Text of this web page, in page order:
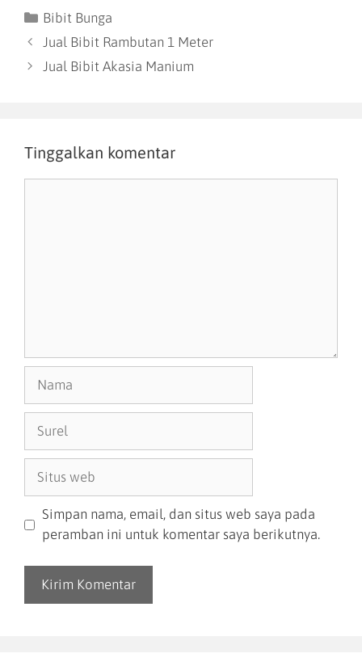
Bibit Bunga
Jual Bibit Rambutan 1 Meter
Jual Bibit Akasia Manium
Tinggalkan komentar
Simpan nama, email, dan situs web saya pada
peramban ini untuk komentar saya berikutnya.